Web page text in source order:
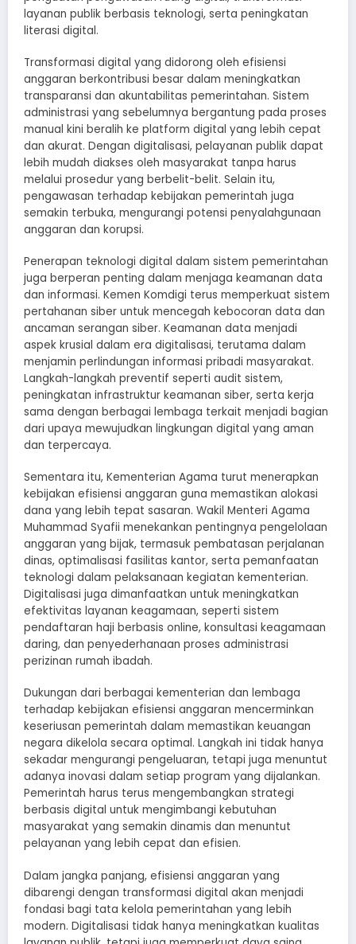
layanan publik berbasis teknologi, serta peningkatan
literasi digital.
Transformasi digital yang didorong oleh efisiensi
anggaran berkontribusi besar dalam meningkatkan
transparansi dan akuntabilitas pemerintahan. Sistem
administrasi yang sebelumnya bergantung pada proses
manual kini beralih ke platform digital yang lebih cepat
dan akurat. Dengan digitalisasi, pelayanan publik dapat
lebih mudah diakses oleh masyarakat tanpa harus
melalui prosedur yang berbelit-belit. Selain itu,
pengawasan terhadap kebijakan pemerintah juga
semakin terbuka, mengurangi potensi penyalahgunaan
anggaran dan korupsi.
Penerapan teknologi digital dalam sistem pemerintahan
juga berperan penting dalam menjaga keamanan data
dan informasi. Kemen Komdigi terus memperkuat sistem
pertahanan siber untuk mencegah kebocoran data dan
ancaman serangan siber. Keamanan data menjadi
aspek krusial dalam era digitalisasi, terutama dalam
menjamin perlindungan informasi pribadi masyarakat.
Langkah-langkah preventif seperti audit sistem,
peningkatan infrastruktur keamanan siber, serta kerja
sama dengan berbagai lembaga terkait menjadi bagian
dari upaya mewujudkan lingkungan digital yang aman
dan terpercaya.
Sementara itu, Kementerian Agama turut menerapkan
kebijakan efisiensi anggaran guna memastikan alokasi
dana yang lebih tepat sasaran. Wakil Menteri Agama
Muhammad Syafii menekankan pentingnya pengelolaan
anggaran yang bijak, termasuk pembatasan perjalanan
dinas, optimalisasi fasilitas kantor, serta pemanfaatan
teknologi dalam pelaksanaan kegiatan kementerian.
Digitalisasi juga dimanfaatkan untuk meningkatkan
efektivitas layanan keagamaan, seperti sistem
pendaftaran haji berbasis online, konsultasi keagamaan
daring, dan penyederhanaan proses administrasi
perizinan rumah ibadah.
Dukungan dari berbagai kementerian dan lembaga
terhadap kebijakan efisiensi anggaran mencerminkan
keseriusan pemerintah dalam memastikan keuangan
negara dikelola secara optimal. Langkah ini tidak hanya
sekadar mengurangi pengeluaran, tetapi juga menuntut
adanya inovasi dalam setiap program yang dijalankan.
Pemerintah harus terus mengembangkan strategi
berbasis digital untuk mengimbangi kebutuhan
masyarakat yang semakin dinamis dan menuntut
pelayanan yang lebih cepat dan efisien.
Dalam jangka panjang, efisiensi anggaran yang
dibarengi dengan transformasi digital akan menjadi
fondasi bagi tata kelola pemerintahan yang lebih
modern. Digitalisasi tidak hanya meningkatkan kualitas